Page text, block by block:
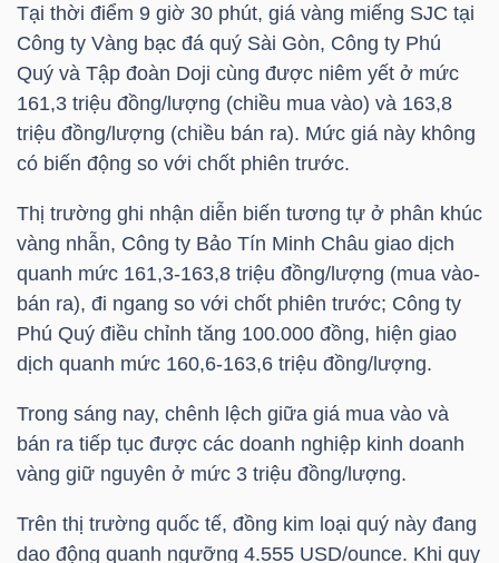
Tại thời điểm 9 giờ 30 phút, giá vàng miếng SJC tại
Công ty Vàng bạc đá quý Sài Gòn, Công ty Phú
Quý và Tập đoàn Doji cùng được niêm yết ở mức
161,3 triệu đồng/lượng (chiều mua vào) và 163,8
triệu đồng/lượng (chiều bán ra). Mức giá này không
có biến động so với chốt phiên trước.
Thị trường ghi nhận diễn biến tương tự ở phân khúc
vàng nhẫn, Công ty Bảo Tín Minh Châu giao dịch
quanh mức 161,3-163,8 triệu đồng/lượng (mua vào-
bán ra), đi ngang so với chốt phiên trước; Công ty
Phú Quý điều chỉnh tăng 100.000 đồng, hiện giao
dịch quanh mức 160,6-163,6 triệu đồng/lượng.
Trong sáng nay, chênh lệch giữa giá mua vào và
bán ra tiếp tục được các doanh nghiệp kinh doanh
vàng giữ nguyên ở mức 3 triệu đồng/lượng.
Trên thị trường quốc tế, đồng kim loại quý này đang
dao động quanh ngưỡng 4.555 USD/ounce. Khi quy
THẾ
GIỚI
ĐÔNG
CHÍNH
CÁ
PHÂN
TÍCH
VIETSTOCKFINANCE